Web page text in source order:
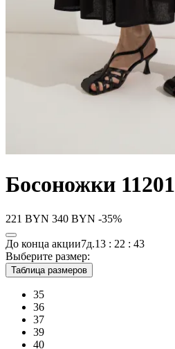
Босоножки 11201
221 BYN 340 BYN -35%
До конца акции7д.13 : 22 : 43
Выберите размер:
Таблица размеров
35
36
37
39
40